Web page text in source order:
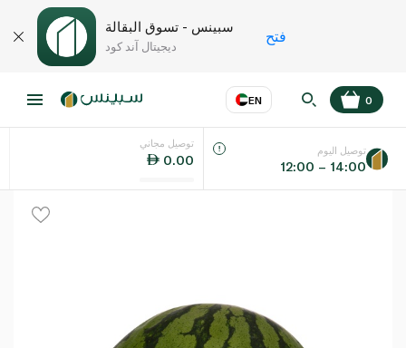
سبينس - تسوق البقالة
ديجيتال آند كود
فتح
EN
اللغة عر
0
توصيل مجاني
0.00
توصيل اليوم
12:00 – 14:00